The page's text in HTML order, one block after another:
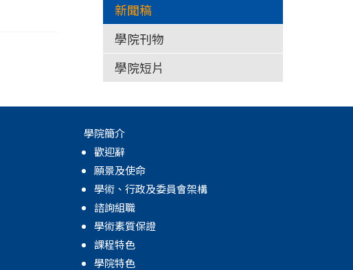
新聞稿
學院刊物
學院短片
學院簡介
歡迎辭
願景及使命
學術、行政及委員會架構
諮詢組職
學術素質保證
課程特色
學院特色